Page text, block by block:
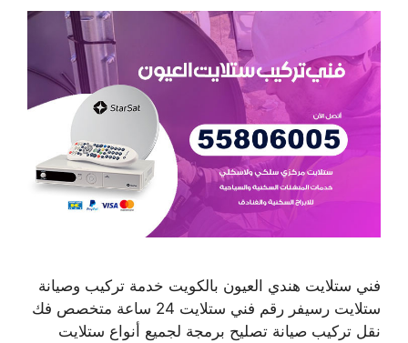
فني ستلايت هندي العيون بالكويت خدمة تركيب وصيانة
ستلايت رسيفر رقم فني ستلايت 24 ساعة متخصص فك
نقل تركيب صيانة تصليح برمجة لجميع أنواع ستلايت